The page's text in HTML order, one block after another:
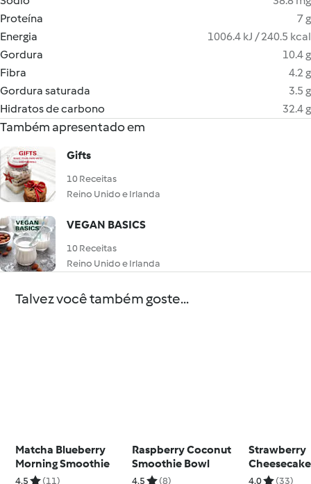
Proteína
7 g
Energia
1006.4 kJ / 240.5 kcal
Gordura
10.4 g
Fibra
4.2 g
Gordura saturada
3.5 g
Hidratos de carbono
32.4 g
Também apresentado em
Gifts
10 Receitas
Reino Unido e Irlanda
VEGAN BASICS
10 Receitas
Reino Unido e Irlanda
Talvez você também goste...
Matcha Blueberry
Morning Smoothie
4.5 (11)
Raspberry Coconut
Smoothie Bowl
4.5 (8)
Strawberry
Cheesecake
Overnight
4.0 (33)